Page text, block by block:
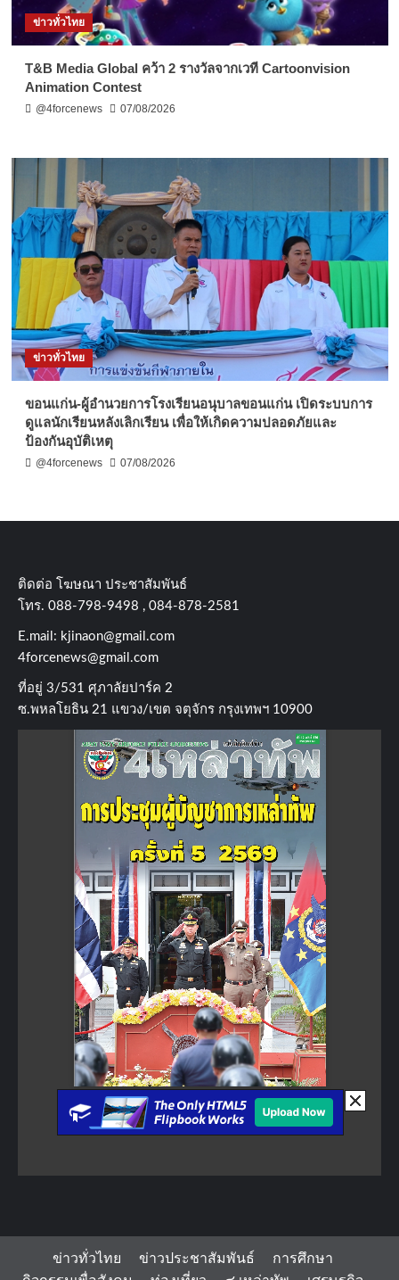
ข่าวทั่วไทย
T&B Media Global คว้า 2 รางวัลจากเวที Cartoonvision
Animation Contest
@4forcenews 07/08/2026
ข่าวทั่วไทย
ขอนแก่น-ผู้อำนวยการโรงเรียนอนุบาลขอนแก่น เปิดระบบการ
ดูแลนักเรียนหลังเลิกเรียน เพื่อให้เกิดความปลอดภัยและ
ป้องกันอุบัติเหตุ
@4forcenews 07/08/2026
ติดต่อ​ โฆษณา​ ประชาสัมพันธ์
โทร​. 088-798-9498 , 084-878-2581
E.mail: kjinaon@gmail.com
4forcenews@gmail.com
ที่อยู่​ 3/531​ ศุภาลัยปาร์ค​ 2
ซ.พหลโยธิน​ 21​ แขวง/เขต​ จตุจักร​ กรุงเทพฯ 10900
ข่าวทั่วไทย ข่าวประชาสัมพันธ์
การศึกษา